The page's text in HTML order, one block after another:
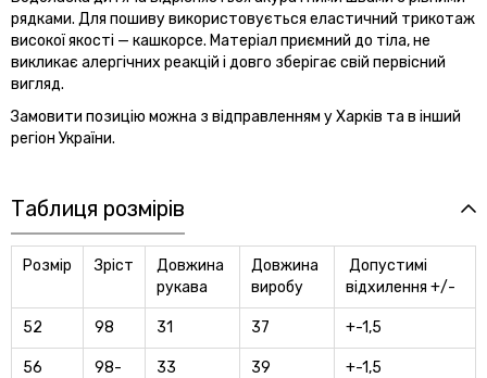
рядками. Для пошиву використовується еластичний трикотаж
високої якості — кашкорсе. Матеріал приємний до тіла, не
викликає алергічних реакцій і довго зберігає свій первісний
вигляд.
Замовити позицію можна з відправленням у Харків та в інший
регіон України.
Таблиця розмірів
Розмір Зріст
Довжина
рукава
Довжина
виробу
Допустимі
відхилення +/-
52 98 31 37 +-1,5
56
98-
33 39 +-1,5